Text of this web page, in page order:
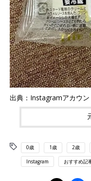
出典：Instagramアカウン
0歳 1歳 2歳
Instagram おすすめ記